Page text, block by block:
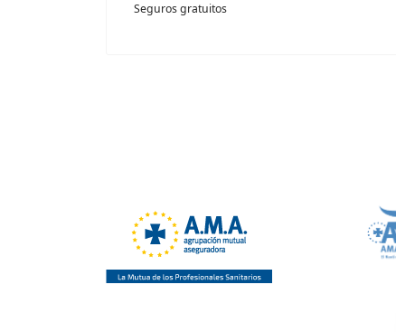
Seguros gratuitos